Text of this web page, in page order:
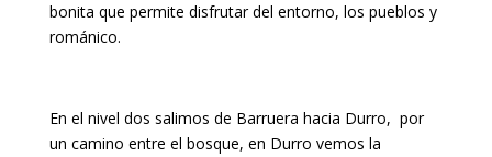
bonita que permite disfrutar del entorno, los pueblos y
románico.
En el nivel dos salimos de Barruera hacia Durro, por
un camino entre el bosque, en Durro vemos la